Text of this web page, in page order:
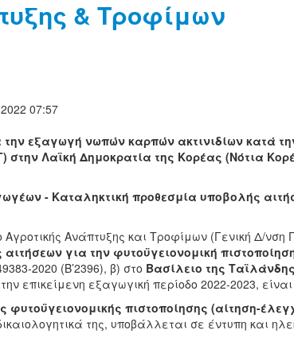
& Τροφίμων
07:57
εξαγωγή νωπών καρπών ακτινιδίων κατά
στην Λαϊκή Δημοκρατία της Κορέας (Νότια
- Καταληκτική προθεσμία υποβολής
Ανάπτυξης και Τροφίμων (Γενική Δ/
για την φυτοϋγειονομική
2020 (Β’2396), β) στο Βασίλειο της Ταϊλάνδης
επικείμενη εξαγωγική περίοδο 2022-2023,
φυτοϋγειονομικής πιστοποίησης (αίτηση-
της, υποβάλλεται σε έντυπη και